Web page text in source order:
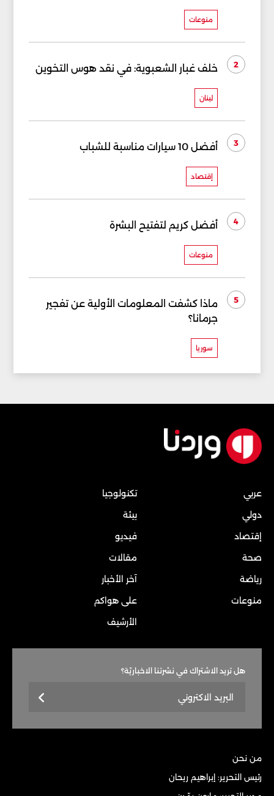
منوعات
2 خلف غبار الشعبوية: في نقد هوس التخوين
لبنان
3 أفضل 10 سيارات مناسبة للشباب
إقتصاد
4 أفضل كريم لتفتيح البشرة
منوعات
5
ماذا كشفت المعلومات الأولية عن تفجير
جرمانا؟
سوريا
عربي
دولي
إقتصاد
صحة
رياضة
منوعات
تكنولوجيا
بيئة
فيديو
مقالات
آخر الأخبار
على هواكم
الأرشيف
هل تريد الاشتراك في نشرتنا الاخباريّة؟
من نحن
رئيس التحرير: إبراهيم ريحان